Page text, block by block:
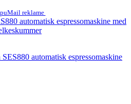
reklame
automatisk espressomaskine